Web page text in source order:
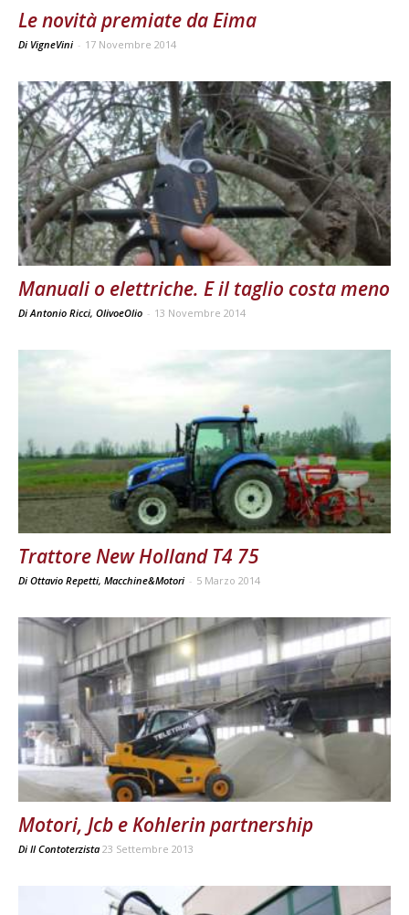
Le novità premiate da Eima
Di VigneVini - 17 Novembre 2014
Manuali o elettriche. E il taglio costa meno
Di Antonio Ricci, OlivoeOlio - 13 Novembre 2014
Trattore New Holland T4 75
Di Ottavio Repetti, Macchine&Motori - 5 Marzo 2014
Motori, Jcb e Kohlerin partnership
Di Il Contoterzista 23 Settembre 2013